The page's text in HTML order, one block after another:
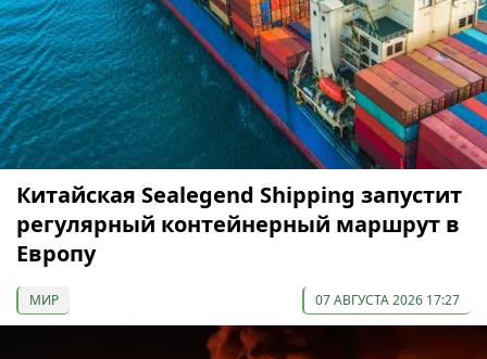
Китайская Sealegend Shipping запустит
регулярный контейнерный маршрут в
Европу
МИР 07 АВГУСТА 2026 17:27